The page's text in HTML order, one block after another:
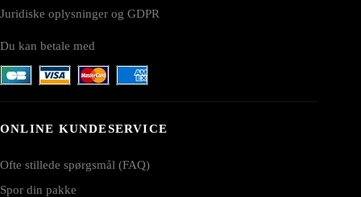
Juridiske oplysninger og GDPR
Du kan betale med
ONLINE KUNDESERVICE
Ofte stillede spørgsmål (FAQ)
Spor din pakke